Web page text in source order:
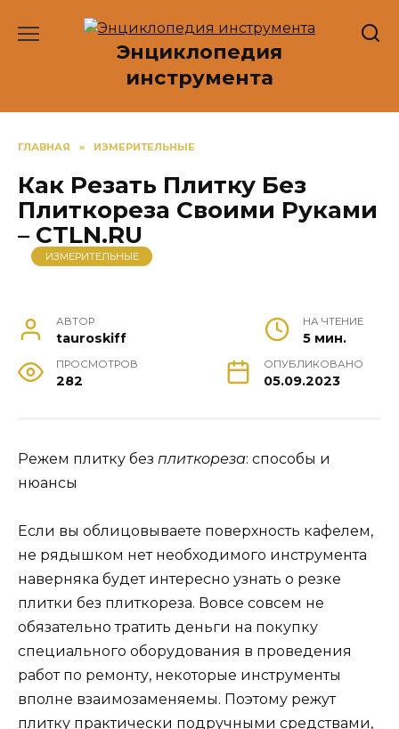
Энциклопедия
инструмента
ГЛАВНАЯ » ИЗМЕРИТЕЛЬНЫЕ
Как Резать Плитку Без
Плиткореза Своими Руками
– CTLN.RU
ИЗМЕРИТЕЛЬНЫЕ
АВТОР
tauroskiff
НА ЧТЕНИЕ
5 мин.
ПРОСМОТРОВ
282
ОПУБЛИКОВАНО
05.09.2023
Режем плитку без плиткореза: способы и
нюансы
Если вы облицовываете поверхность кафелем,
не рядышком нет необходимого инструмента
наверняка будет интересно узнать о резке
плитки без плиткореза. Вовсе совсем не
обязательно тратить деньги на покупку
специального оборудования в проведения
работ по ремонту, некоторые инструменты
вполне взаимозаменяемы. Поэтому режут
плитку практически подручными средствами,